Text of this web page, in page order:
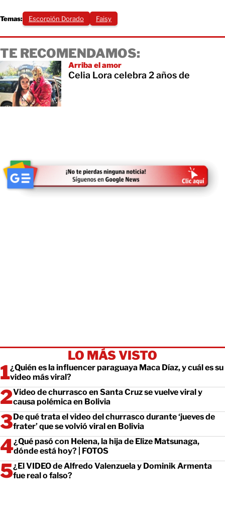
Temas: Escorpión Dorado Faisy
TE RECOMENDAMOS:
Arriba el amor
Celia Lora celebra 2 años de
LO MÁS VISTO
¿Quién es la influencer paraguaya Maca Díaz, y cuál es su
video más viral?
Video de churrasco en Santa Cruz se vuelve viral y
causa polémica en Bolivia
De qué trata el video del churrasco durante ‘jueves de
frater’ que se volvió viral en Bolivia
¿Qué pasó con Helena, la hija de Elize Matsunaga,
dónde está hoy? | FOTOS
¿El VIDEO de Alfredo Valenzuela y Dominik Armenta
fue real o falso?